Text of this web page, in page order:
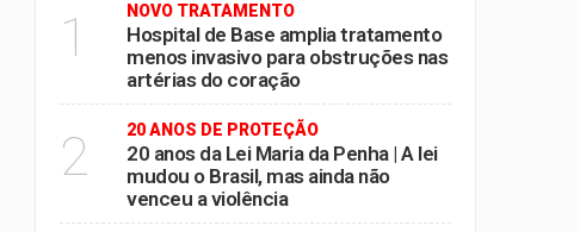
1 NOVO TRATAMENTO
Hospital de Base amplia tratamento
menos invasivo para obstruções nas
artérias do coração
2 20 ANOS DE PROTEÇÃO
20 anos da Lei Maria da Penha | A lei
mudou o Brasil, mas ainda não
venceu a violência